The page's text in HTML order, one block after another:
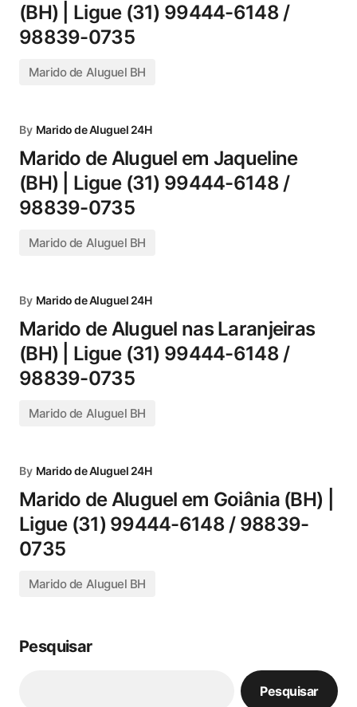
(BH) | Ligue (31) 99444-6148 /
98839-0735
Marido de Aluguel BH
By Marido de Aluguel 24H
Marido de Aluguel em Jaqueline
(BH) | Ligue (31) 99444-6148 /
98839-0735
Marido de Aluguel BH
By Marido de Aluguel 24H
Marido de Aluguel nas Laranjeiras
(BH) | Ligue (31) 99444-6148 /
98839-0735
Marido de Aluguel BH
By Marido de Aluguel 24H
Marido de Aluguel em Goiânia (BH) |
Ligue (31) 99444-6148 / 98839-
0735
Marido de Aluguel BH
Pesquisar
Pesquisar